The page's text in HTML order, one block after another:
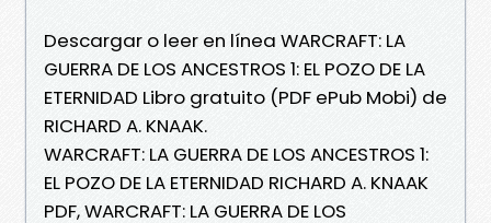
Descargar o leer en línea WARCRAFT: LA
GUERRA DE LOS ANCESTROS 1: EL POZO DE LA
ETERNIDAD Libro gratuito (PDF ePub Mobi) de
RICHARD A. KNAAK.
WARCRAFT: LA GUERRA DE LOS ANCESTROS 1:
EL POZO DE LA ETERNIDAD RICHARD A. KNAAK
PDF, WARCRAFT: LA GUERRA DE LOS